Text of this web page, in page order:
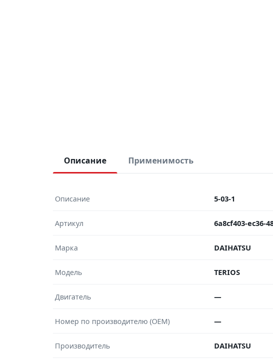
Описание Применимость
Описание 5-03-1
Артикул 6a8cf403-ec36-
Марка DAIHATSU
Модель TERIOS
Двигатель —
Номер по производителю (OEM) —
Производитель DAIHATSU